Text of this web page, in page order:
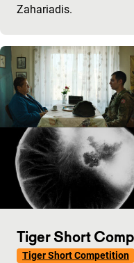
Zahariadis.
Tiger Short
Tiger Short Competition